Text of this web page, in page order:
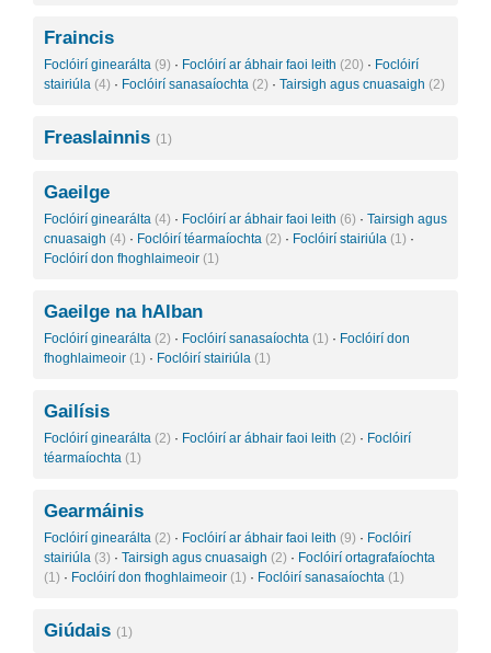
Fraincis
Foclóirí ginearálta (9) · Foclóirí ar ábhair faoi leith (20) · Foclóirí
stairiúla (4) · Foclóirí sanasaíochta (2) · Tairsigh agus cnuasaigh (2)
Freaslainnis (1)
Gaeilge
Foclóirí ginearálta (4) · Foclóirí ar ábhair faoi leith (6) · Tairsigh agus
cnuasaigh (4) · Foclóirí téarmaíochta (2) · Foclóirí stairiúla (1) ·
Foclóirí don fhoghlaimeoir (1)
Gaeilge na hAlban
Foclóirí ginearálta (2) · Foclóirí sanasaíochta (1) · Foclóirí don
fhoghlaimeoir (1) · Foclóirí stairiúla (1)
Gailísis
Foclóirí ginearálta (2) · Foclóirí ar ábhair faoi leith (2) · Foclóirí
téarmaíochta (1)
Gearmáinis
Foclóirí ginearálta (2) · Foclóirí ar ábhair faoi leith (9) · Foclóirí
stairiúla (3) · Tairsigh agus cnuasaigh (2) · Foclóirí ortagrafaíochta
(1) · Foclóirí don fhoghlaimeoir (1) · Foclóirí sanasaíochta (1)
Giúdais (1)